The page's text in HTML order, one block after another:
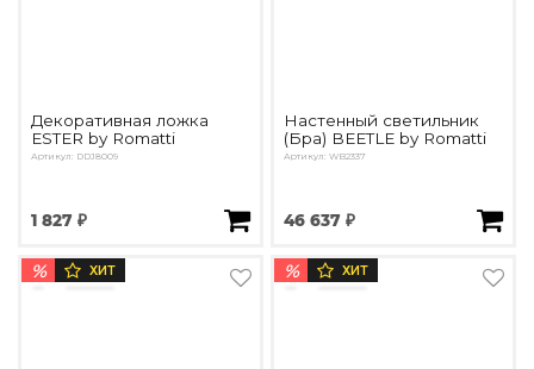
Декоративная ложка
ESTER by Romatti
Артикул: DDJ8009
1 827 ₽
Настенный светильник
(Бра) BEETLE by Romatti
Артикул: WB2337
46 637 ₽
% ХИТ % ХИТ